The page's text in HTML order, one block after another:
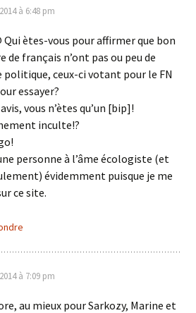
à 6:48 pm
Qui ètes-vous pour affirmer que bon
de français n’ont pas ou peu de
politique, ceux-ci votant pour le FN
essayer?
vous n’ètes qu’un [bip]!
inculte!?
personne à l’âme écologiste (et
évidemment puisque je me
ce site.
à 7:09 pm
au mieux pour Sarkozy, Marine et